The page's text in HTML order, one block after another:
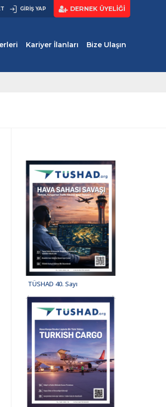
GIRIŞ YAP DERNEK ÜYELIĞI
Kariyer İlanları Bize Ulaşın
TÜSHAD 40. Sayı